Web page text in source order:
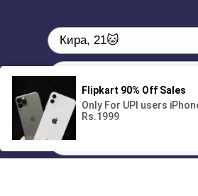
01/07
00:00
Кира, 21🐱
Поиграешь со мной? 💖🐾